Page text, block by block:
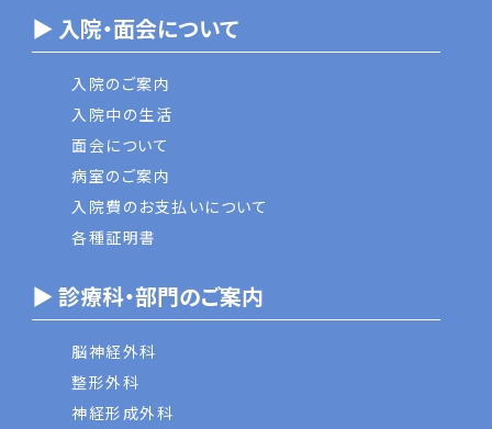
▶ 入院・面会について
入院のご案内
入院中の生活
面会について
病室のご案内
入院費のお支払いについて
各種証明書
▶ 診療科・部門のご案内
脳神経外科
整形外科
神経形成外科